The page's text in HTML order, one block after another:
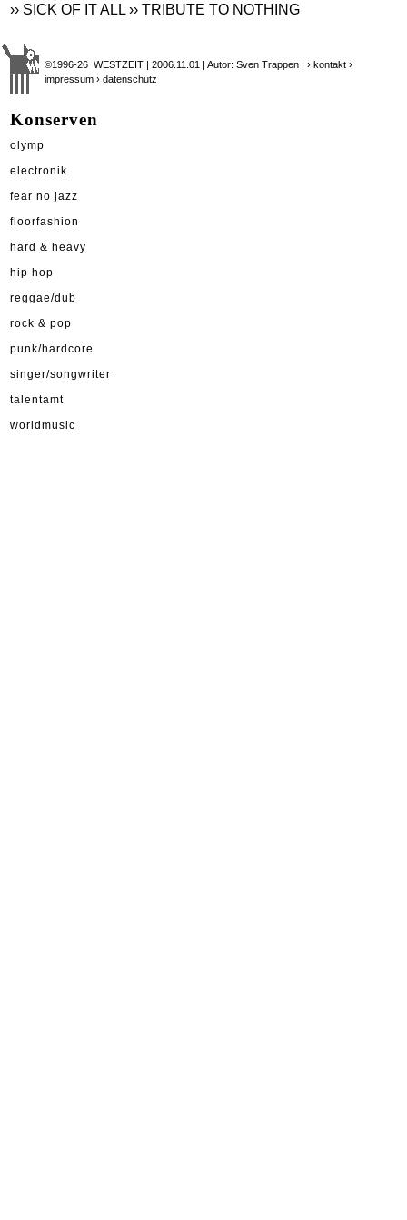
›› SICK OF IT ALL ›› TRIBUTE TO NOTHING
©1996-26 WESTZEIT | 2006.11.01 | Autor: Sven Trappen |› kontakt ›
impressum › datenschutz
Konserven
olymp
electronik
fear no jazz
floorfashion
hard & heavy
hip hop
reggae/dub
rock & pop
punk/hardcore
singer/songwriter
talentamt
worldmusic